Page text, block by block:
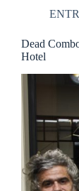
Dead
Hotel